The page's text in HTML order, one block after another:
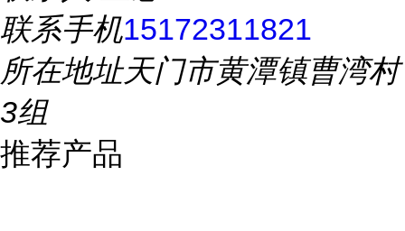
联系手机15172311821
所在地址天门市黄潭镇曹湾村
3组
推荐产品